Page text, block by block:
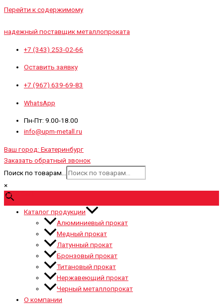
Перейти к содержимому
надежный поставщик металлопроката
+7 (343) 253-02-66
Оставить заявку
+7 (967) 639-69-83
WhatsApp
Пн-Пт: 9.00-18.00
info@upm-metall.ru
Ваш город: Екатеринбург
Заказать обратный звонок
Поиск по товарам...
×
0₽
Каталог продукции
Алюминиевый прокат
Медный прокат
Латунный прокат
Бронзовый прокат
Титановый прокат
Нержавеющий прокат
Черный металлопрокат
О компании